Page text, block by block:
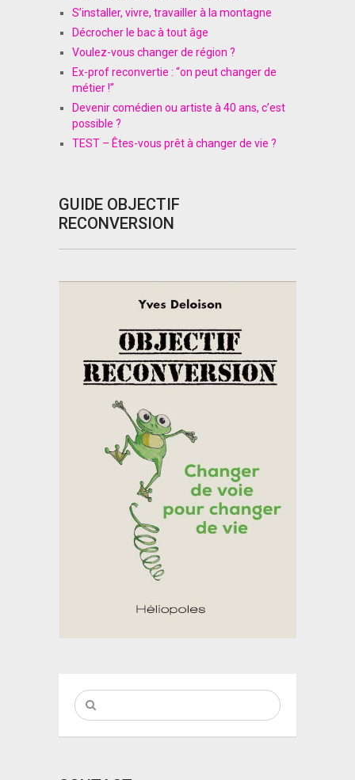
S’installer, vivre, travailler à la montagne
Décrocher le bac à tout âge
Voulez-vous changer de région ?
Ex-prof reconvertie : “on peut changer de
métier !”
Devenir comédien ou artiste à 40 ans, c’est
possible ?
TEST – Êtes-vous prêt à changer de vie ?
GUIDE OBJECTIF
RECONVERSION